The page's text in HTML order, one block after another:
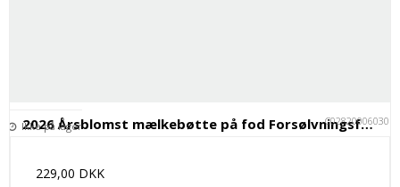
2026 Årsblomst mælkebøtte på fod Forsølvningsfabrikken
C028200060301
Ikke på lager
229,00 DKK